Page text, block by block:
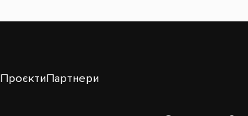
ПроєктиПартнери